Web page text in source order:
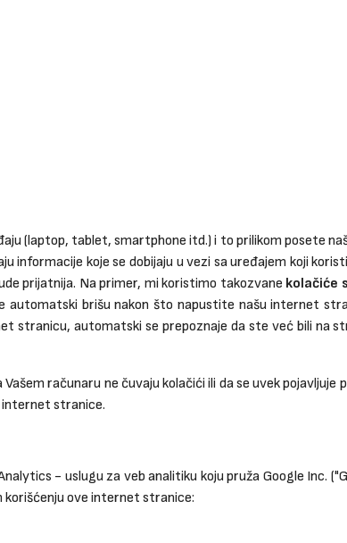
(laptop, tablet, smartphone itd.) i to prilikom posete
informacije koje se dobijaju u vezi sa uređajem koji
prijatnija. Na primer, mi koristimo takozvane kolačiće
automatski brišu nakon što napustite našu internet
stranicu, automatski se prepoznaje da ste već bili na
računaru ne čuvaju kolačići ili da se uvek pojavljuje
internet stranice.
- uslugu za veb analitiku koju pruža Google Inc.
korišćenju ove internet stranice: